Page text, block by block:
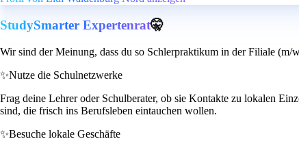
StudySmarter Expertenrat🤫
Wir sind der Meinung, dass du so Schlerpraktikum in der Filiale (m/
✨Nutze die Schulnetzwerke
Frag deine Lehrer oder Schulberater, ob sie Kontakte zu lokalen
sind, die frisch ins Berufsleben eintauchen wollen.
✨Besuche lokale Geschäfte